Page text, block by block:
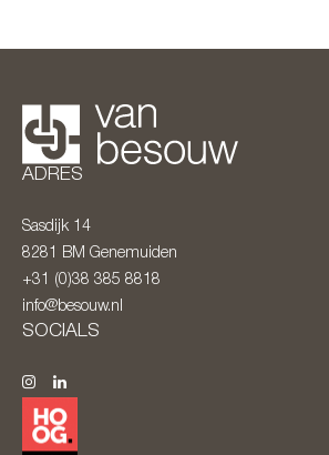
ADRES
Sasdijk 14
8281 BM Genemuiden
+31 (0)38 385 8818
info@besouw.nl
SOCIALS